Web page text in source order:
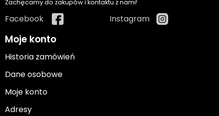
Zachęcamy do zakupów i kontaktu z nami!
Facebook Instagram
Moje konto
Historia zamówień
Dane osobowe
Moje konto
Adresy